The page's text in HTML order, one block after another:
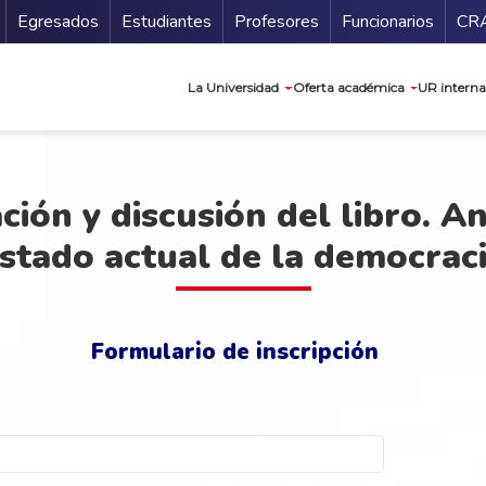
Secundario
Egresados Estudiantes Profesores Funcionarios
La Universidad Oferta académica UR
y discusión del libro.
actual de la
Formulario de inscripción